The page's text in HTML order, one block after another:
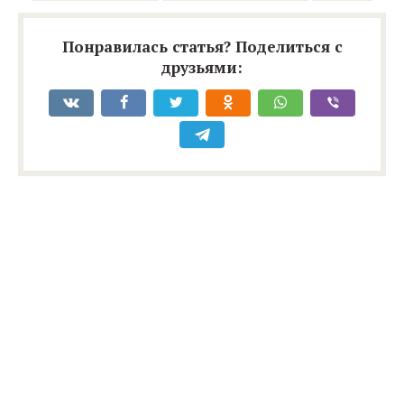
Понравилась статья? Поделиться с
друзьями: